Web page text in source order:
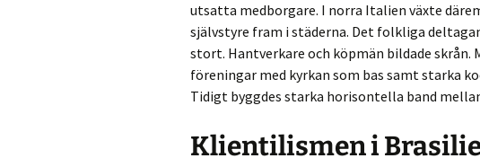
utsatta medborgare. I norra Italien växte
självstyre fram i städerna. Det folkliga
stort. Hantverkare och köpmän bildade skrån.
föreningar med kyrkan som bas samt starka
Tidigt byggdes starka horisontella band
Klientilismen i